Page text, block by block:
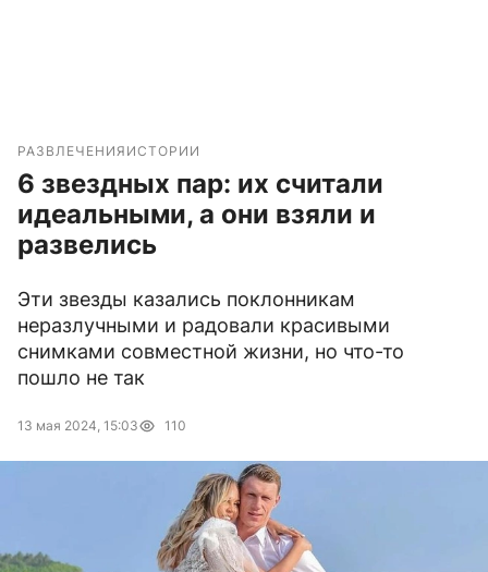
РАЗВЛЕЧЕНИЯ ИСТОРИИ
6 звездных пар: их считали
идеальными, а они взяли и
развелись
Эти звезды казались поклонникам
неразлучными и радовали красивыми
снимками совместной жизни, но что-то
пошло не так
13 мая 2024, 15:03 110